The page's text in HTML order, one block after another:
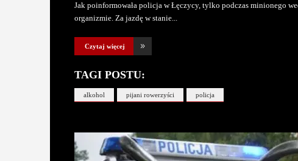
Jak poinformowała policja w Łęczycy, tylko podczas minionego
organizmie. Za jazdę w stanie
Czytaj więcej
TAGI POSTU:
alkohol pijani rowerzyści policja